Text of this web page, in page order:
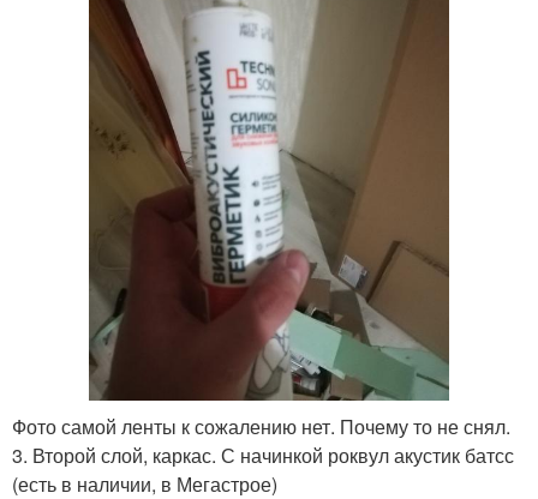
Фото самой ленты к сожалению нет. Почему то не снял.
3. Второй слой, каркас. С начинкой роквул акустик батсс
(есть в наличии, в Мегастрое)